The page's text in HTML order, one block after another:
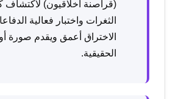
(قراصنة أخلاقيون) لاكتشاف
الثغرات واختبار فعالية
الاختراق أعمق ويقدم صورة
الحقيقية.